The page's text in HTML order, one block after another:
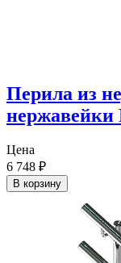
Перила из
Цена
6 748 ₽
В корзину